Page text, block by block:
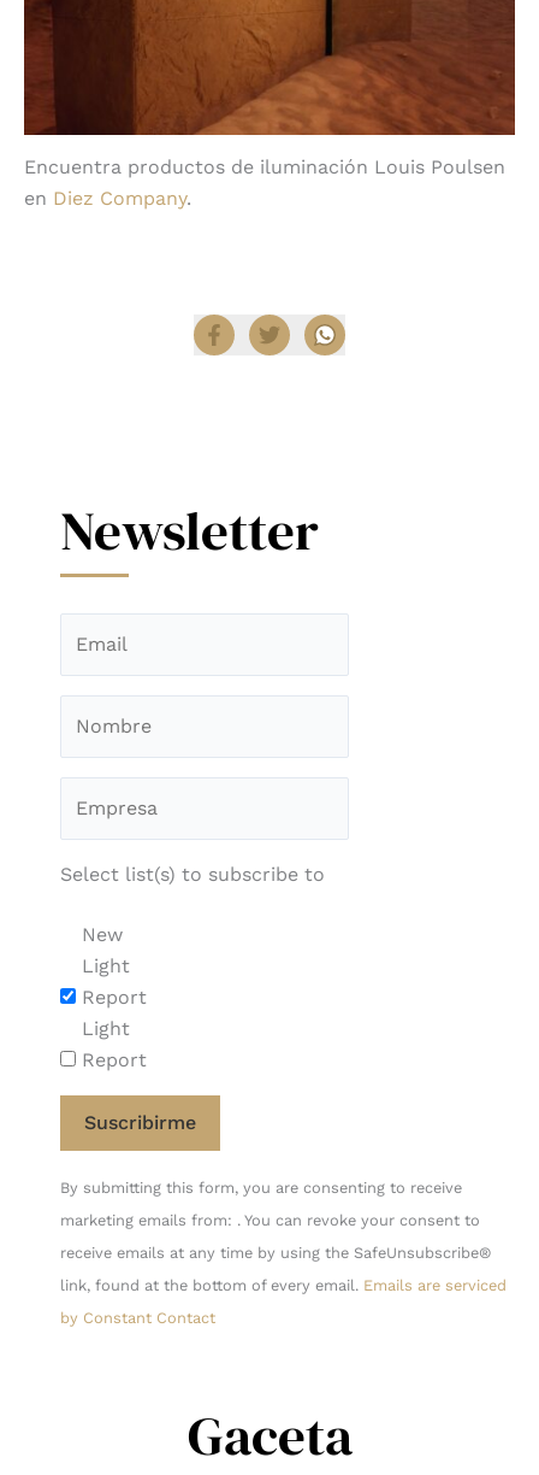
Encuentra productos de iluminación Louis Poulsen
en Diez Company.
Newsletter
Select list(s) to subscribe to
New
Light
Report
Light
Report
Constant
Contact
Use.
Please
leave
By submitting this form, you are consenting to receive
marketing emails from: . You can revoke your consent to
receive emails at any time by using the SafeUnsubscribe®
link, found at the bottom of every email. Emails are serviced
by Constant Contact
Gaceta